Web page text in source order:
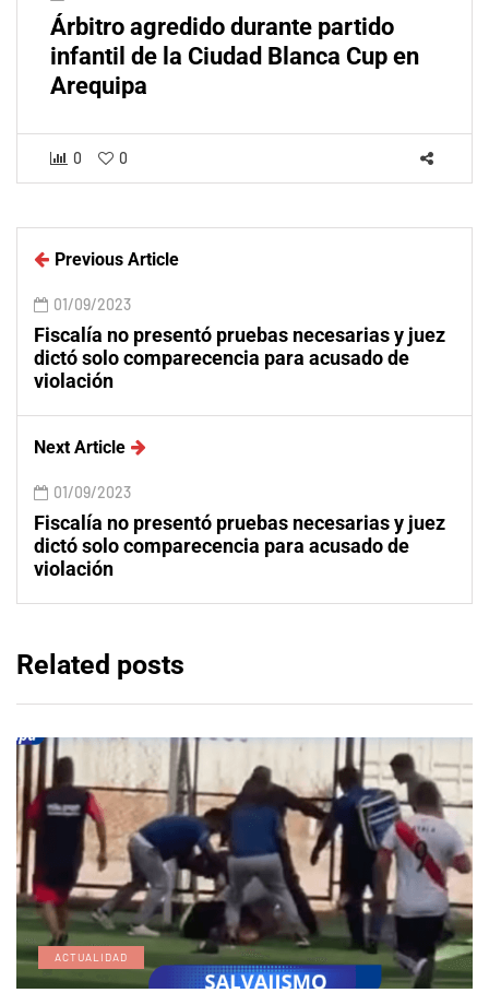
Árbitro agredido durante partido
infantil de la Ciudad Blanca Cup en
Arequipa
0 0
Previous Article
01/09/2023
Fiscalía no presentó pruebas necesarias y juez
dictó solo comparecencia para acusado de
violación
Next Article
01/09/2023
Fiscalía no presentó pruebas necesarias y juez
dictó solo comparecencia para acusado de
violación
Related posts
ACTUALIDAD